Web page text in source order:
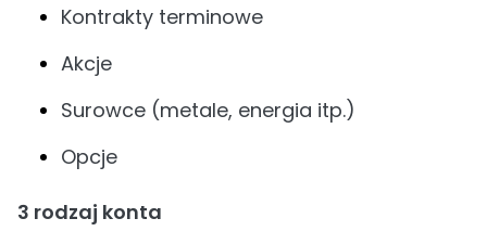
Kontrakty terminowe
Akcje
Surowce (metale, energia itp.)
Opcje
3 rodzaj konta